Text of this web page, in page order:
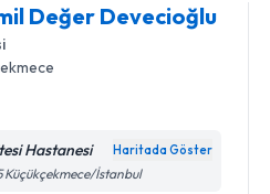
Değer Devecioğlu
Hastanesi Haritada Göster
Küçükçekmece/İstanbul